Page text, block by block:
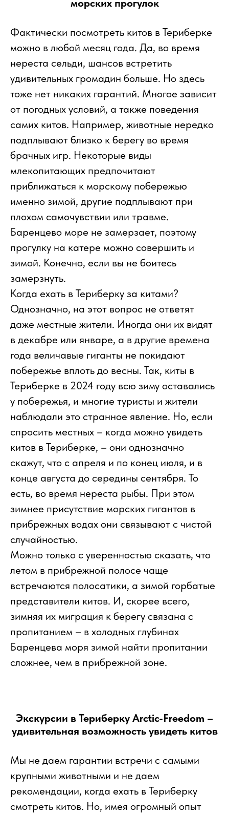
морских прогулок
Фактически посмотреть китов в Териберке
можно в любой месяц года. Да, во время
нереста сельди, шансов встретить
удивительных громадин больше. Но здесь
тоже нет никаких гарантий. Многое зависит
от погодных условий, а также поведения
самих китов. Например, животные нередко
подплывают близко к берегу во время
брачных игр. Некоторые виды
млекопитающих предпочитают
приближаться к морскому побережью
именно зимой, другие подплывают при
плохом самочувствии или травме.
Баренцево море не замерзает, поэтому
прогулку на катере можно совершить и
зимой. Конечно, если вы не боитесь
замерзнуть.
Когда ехать в Териберку за китами?
Однозначно, на этот вопрос не ответят
даже местные жители. Иногда они их видят
в декабре или январе, а в другие времена
года величавые гиганты не покидают
побережье вплоть до весны. Так, киты в
Териберке в 2024 году всю зиму оставались
у побережья, и многие туристы и жители
наблюдали это странное явление. Но, если
спросить местных – когда можно увидеть
китов в Териберке, – они однозначно
скажут, что с апреля и по конец июля, и в
конце августа до середины сентября. То
есть, во время нереста рыбы. При этом
зимнее присутствие морских гигантов в
прибрежных водах они связывают с чистой
случайностью.
Можно только с уверенностью сказать, что
летом в прибрежной полосе чаще
встречаются полосатики, а зимой горбатые
представители китов. И, скорее всего,
зимняя их миграция к берегу связана с
пропитанием – в холодных глубинах
Баренцева моря зимой найти пропитании
сложнее, чем в прибрежной зоне.
Экскурсии в Териберку Arctic-Freedom –
удивительная возможность увидеть китов
Мы не даем гарантии встречи с самыми
крупными животными и не даем
рекомендации, когда ехать в Териберку
смотреть китов. Но, имея огромный опыт